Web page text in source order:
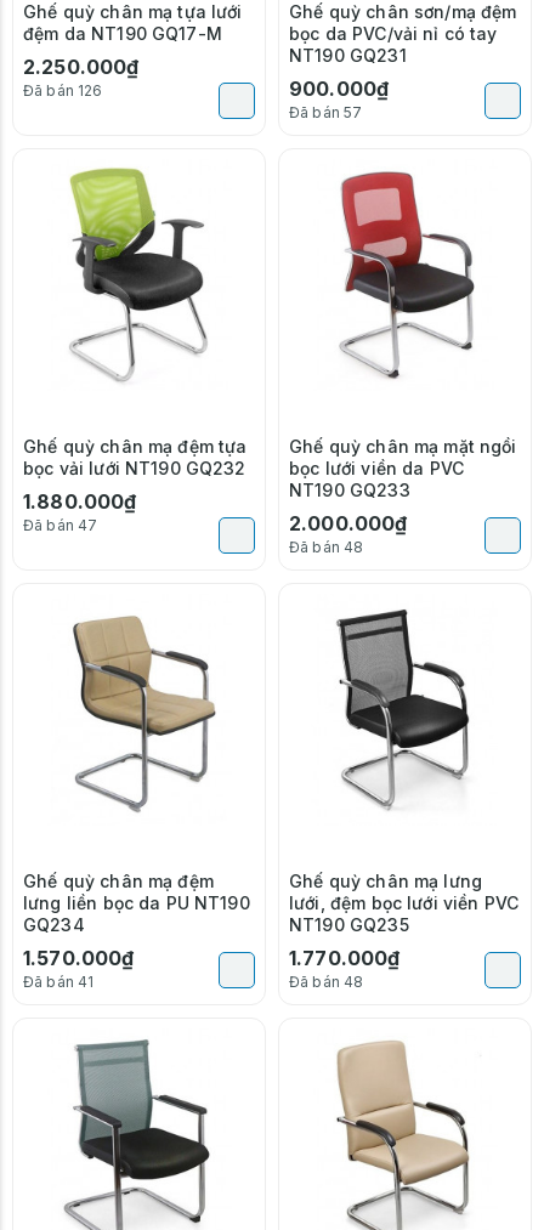
Ghế quỳ chân mạ tựa lưới
đệm da NT190 GQ17-M
2.250.000₫
Đã bán 126
Ghế quỳ chân sơn/mạ đệm
bọc da PVC/vải nỉ có tay
NT190 GQ231
900.000₫
Đã bán 57
Ghế quỳ chân mạ đệm tựa
bọc vải lưới NT190 GQ232
1.880.000₫
Đã bán 47
Ghế quỳ chân mạ mặt ngồi
bọc lưới viền da PVC
NT190 GQ233
2.000.000₫
Đã bán 48
Ghế quỳ chân mạ đệm
lưng liền bọc da PU NT190
GQ234
1.570.000₫
Đã bán 41
Ghế quỳ chân mạ lưng
lưới, đệm bọc lưới viền PVC
NT190 GQ235
1.770.000₫
Đã bán 48